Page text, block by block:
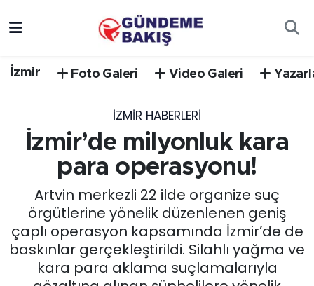
İzmir Foto Galeri Video Galeri
İZMIR HABERLERI
İzmir’de milyonluk kara
para operasyonu!
Artvin merkezli 22 ilde organize suç
örgütlerine yönelik düzenlenen geniş
çaplı operasyon kapsamında İzmir’de de
baskınlar gerçekleştirildi. Silahlı yağma ve
kara para aklama suçlamalarıyla
EGE
EĞİTİM
EKONOMİ
English News
Trafik Durumu
Süper Lig Puan Durumu ve Fikstür
Tüm Manşetler
Son Dakika Haberleri
Haber Arşivi